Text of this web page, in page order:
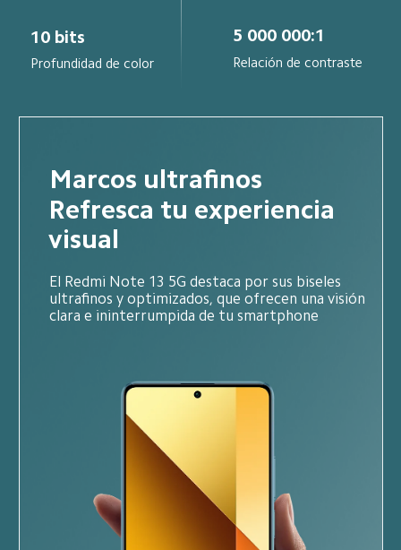
10 bits
Profundidad de color
5 000 000:1
Relación de contraste
Marcos ultrafinos
Refresca tu experiencia
visual
El Redmi Note 13 5G destaca por sus biseles
ultrafinos y optimizados, que ofrecen una visión
clara e ininterrumpida de tu smartphone